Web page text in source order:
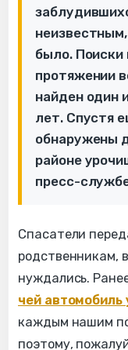
было. Поиски
протяжении
найден один
лет. Спустя
обнаружены
районе
пресс-
Спасатели
родственникам,
нуждались.
чей автомобиль
каждым нашим
поэтому,